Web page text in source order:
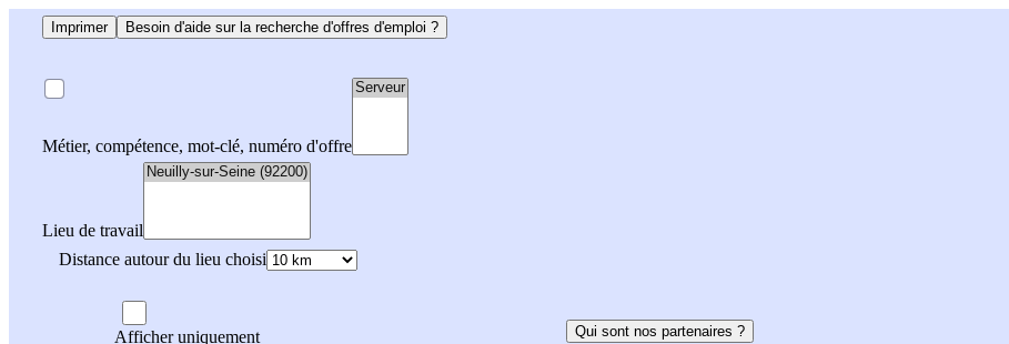
Imprimer Besoin d'aide sur la recherche d'offres d'emploi ?
Métier, compétence, mot-clé, numéro d'offre
Lieu de travail
Distance autour du lieu choisi
Afficher uniquement
Qui sont nos partenaires ?